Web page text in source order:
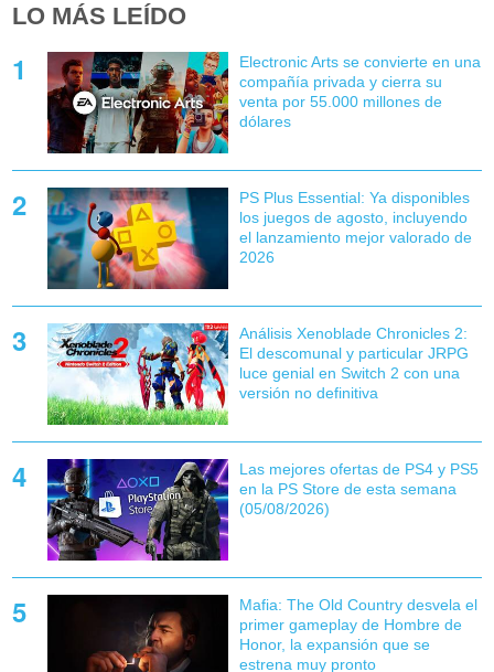
LO MÁS LEÍDO
Electronic Arts se convierte en una
compañía privada y cierra su
venta por 55.000 millones de
dólares
PS Plus Essential: Ya disponibles
los juegos de agosto, incluyendo
el lanzamiento mejor valorado de
2026
Análisis Xenoblade Chronicles 2:
El descomunal y particular JRPG
luce genial en Switch 2 con una
versión no definitiva
Las mejores ofertas de PS4 y PS5
en la PS Store de esta semana
(05/08/2026)
Mafia: The Old Country desvela el
primer gameplay de Hombre de
Honor, la expansión que se
estrena muy pronto